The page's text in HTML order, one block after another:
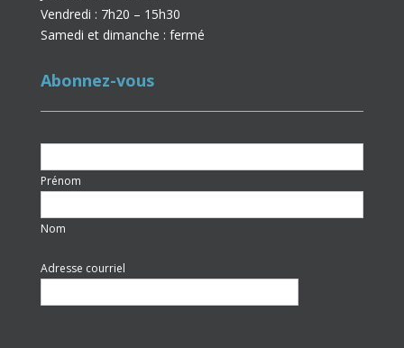
Vendredi : 7h20 – 15h30
Samedi et dimanche : fermé
Abonnez-vous
Prénom
Nom
Adresse courriel